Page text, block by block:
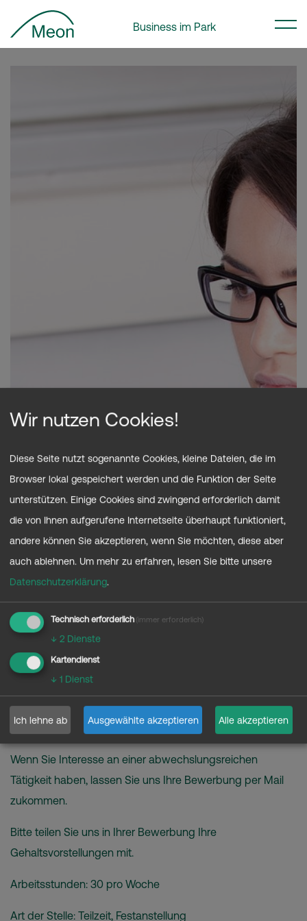
Business im Park
AKTUELLES
Sekretariat /
Bürokauffrau/-mann
(m/w/d)
Büroallroundkraft für 30 Stunden die Woche.
Sie sollten Organisationstalent, Motivation und Teamgeist
mitbringen und offen für neue Herausforderungen sein.
Wenn Sie über Kenntnisse in Word und Excel verfügen
wäre dies von Vorteil. Erfahrungen in Buchhaltung runden
Ihr Profil ab.
Wenn Sie Interesse an einer abwechslungsreichen
Tätigkeit haben, lassen Sie uns Ihre Bewerbung per Mail
zukommen.
Bitte teilen Sie uns in Ihrer Bewerbung Ihre
Gehaltsvorstellungen mit.
Arbeitsstunden: 30 pro Woche
Art der Stelle: Teilzeit, Festanstellung
Wir nutzen Cookies!
Diese Seite nutzt sogenannte Cookies, kleine Dateien, die im
Browser lokal gespeichert werden und die Funktion der Seite
unterstützen. Einige Cookies sind zwingend erforderlich damit
die von Ihnen aufgerufene Internetseite überhaupt funktioniert,
andere können Sie akzeptieren, wenn Sie möchten, diese aber
auch ablehnen. Um mehr zu erfahren, lesen Sie bitte unsere
Datenschutzerklärung.
Technisch erforderlich (immer erforderlich)
↓ 2 Dienste
Kartendienst
↓ 1 Dienst
Ich lehne ab Ausgewählte akzeptieren Alle akzeptieren